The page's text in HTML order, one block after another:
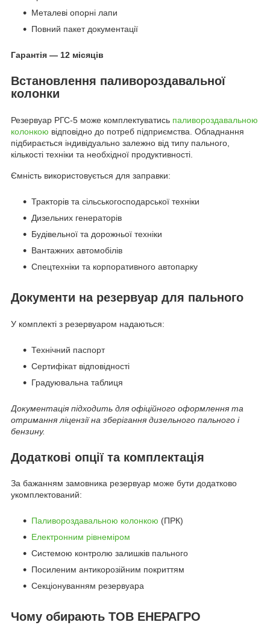
Металеві опорні лапи
Повний пакет документації
Гарантія — 12 місяців
Встановлення паливороздавальної
колонки
Резервуар РГС-5 може комплектуватись паливороздавальною
колонкою відповідно до потреб підприємства. Обладнання
підбирається індивідуально залежно від типу пального,
кількості техніки та необхідної продуктивності.
Ємність використовується для заправки:
Тракторів та сільськогосподарської техніки
Дизельних генераторів
Будівельної та дорожньої техніки
Вантажних автомобілів
Спецтехніки та корпоративного автопарку
Документи на резервуар для пального
У комплекті з резервуаром надаються:
Технічний паспорт
Сертифікат відповідності
Градуювальна таблиця
Документація підходить для офіційного оформлення та
отримання ліцензії на зберігання дизельного пального і
бензину.
Додаткові опції та комплектація
За бажанням замовника резервуар може бути додатково
укомплектований:
Паливороздавальною колонкою (ПРК)
Електронним рівнеміром
Системою контролю залишків пального
Посиленим антикорозійним покриттям
Секціонуванням резервуара
Чому обирають ТОВ ЕНЕРАГРО